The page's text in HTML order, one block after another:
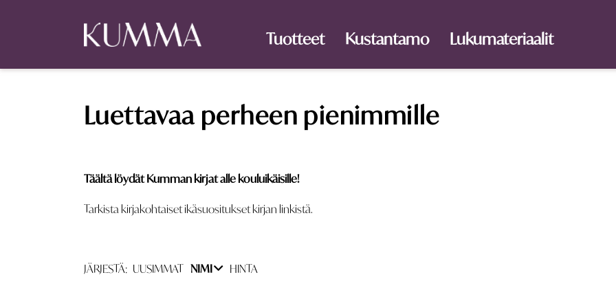
Tuotteet Kustantamo Lukumateriaalit
Luettavaa perheen pienimmille
Täältä löydät Kumman kirjat alle kouluikäisille!
Tarkista kirjakohtaiset ikäsuositukset kirjan linkistä.
JÄRJESTÄ: UUSIMMAT NIMI HINTA